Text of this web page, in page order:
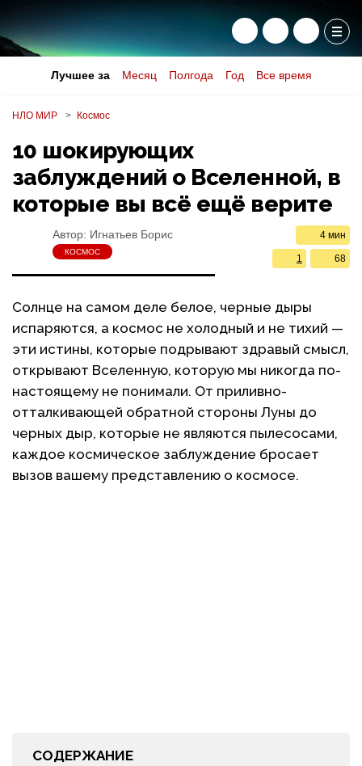
Лучшее за Месяц Полгода Год Все время
НЛО МИР Космос
10 шокирующих
заблуждений о Вселенной, в
которые вы всё ещё верите
Автор: Игнатьев Борис
КОСМОС
4 мин
68
1
Солнце на самом деле белое, черные дыры
испаряются, а космос не холодный и не тихий —
эти истины, которые подрывают здравый смысл,
открывают Вселенную, которую мы никогда по-
настоящему не понимали. От приливно-
отталкивающей обратной стороны Луны до
черных дыр, которые не являются пылесосами,
каждое космическое заблуждение бросает
вызов вашему представлению о космосе.
СОДЕРЖАНИЕ